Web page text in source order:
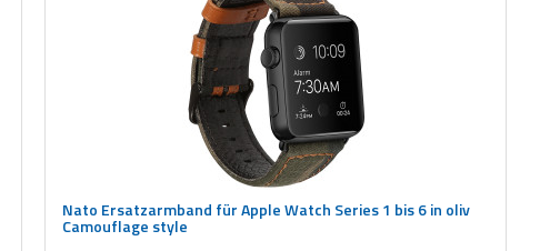
Nato Ersatzarmband für Apple Watch Series 1 bis 6 in oliv
Camouflage style